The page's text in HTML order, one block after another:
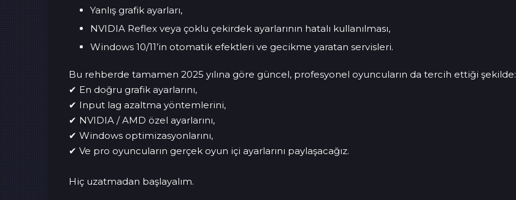
Yanlış grafik ayarları,
NVIDIA Reflex veya çoklu çekirdek ayarlarının hatalı kullanılması,
Windows 10/11’in otomatik efektleri ve gecikme yaratan servisleri.
Bu rehberde tamamen 2025 yılına göre güncel, profesyonel oyuncuların da tercih ettiği şekilde:
✔ En doğru grafik ayarlarını,
✔ Input lag azaltma yöntemlerini,
✔ NVIDIA / AMD özel ayarlarını,
✔ Windows optimizasyonlarını,
✔ Ve pro oyuncuların gerçek oyun içi ayarlarını paylaşacağız.
Hiç uzatmadan başlayalım.